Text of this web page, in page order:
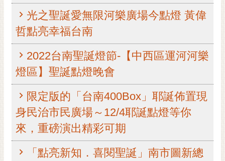
偉
哲
光
桐
花
祭
光之聖誕愛無限河樂廣場今點燈 黃偉
哲點亮幸福台南
2022台南聖誕燈節-【中西區運河河樂
燈區】聖誕點燈晚會
限定版的「台南400Box」耶誕佈置現
身民治市民廣場～12/4耶誕點燈等你
來，重磅演出精彩可期
「點亮新知．喜閱聖誕」南市圖新總